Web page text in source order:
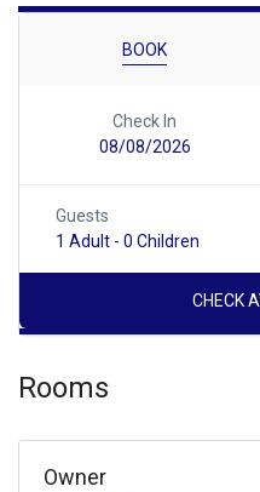
BOOK
Check In
08/08/2026
Guests
1 Adult - 0 Children
Rooms
Owner